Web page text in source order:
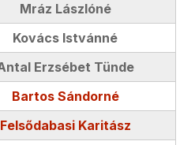
Mráz Lászlóné
Kovács Istvánné
Erzsébet Tünde
Bartos Sándorné
Felsődabasi Karitász